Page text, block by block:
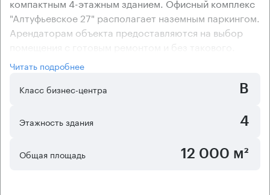
"Алтуфьевское 27" располагает наземным паркингом.
Арендаторам объекта предоставляются на выбор
помещения с готовым ремонтом и без такового.
Арендаторы могут самостоятельно установить в
помещениях делового комплекса климатическое
оборудование, для чего имеются все технические
коридорно-кабинетную планировку, что очень
обособленную деятельность.
Читать подробнее
Класс бизнес-центра
B
Этажность здания 4
Общая площадь 12 000 м²